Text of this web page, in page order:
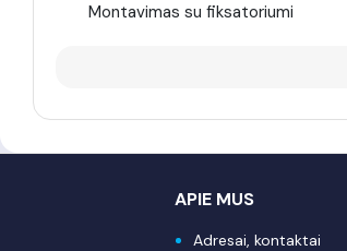
Montavimas su fiksatoriumi
APIE MUS
Adresai, kontaktai